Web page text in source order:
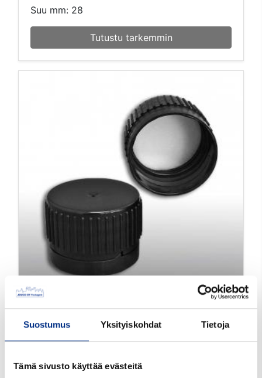
Suostumus Yksityiskohdat Tietoja
Tämä sivusto käyttää evästeitä
Suu mm: 28
Tutustu tarkemmin
tiiviste
Väri: musta